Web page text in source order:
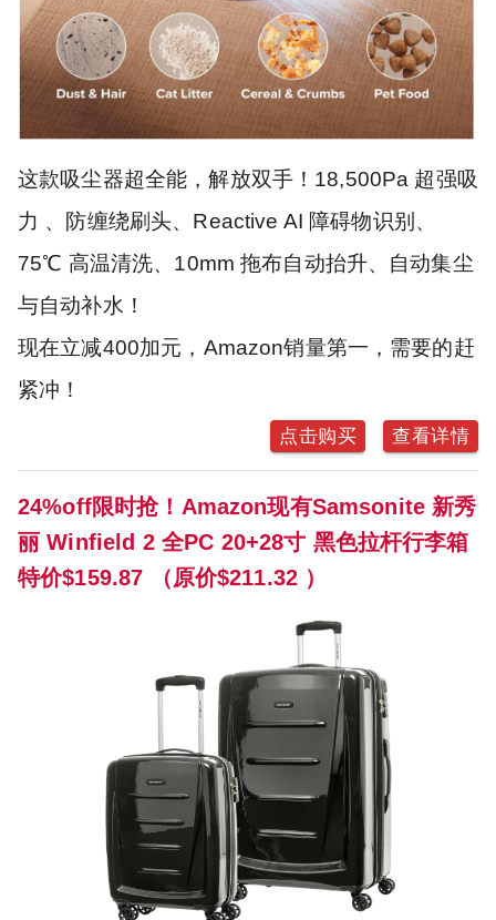
这款吸尘器超全能，解放双手！18,500Pa 超强吸
力 、防缠绕刷头、Reactive AI 障碍物识别、
75℃ 高温清洗、10mm 拖布自动抬升、自动集尘
与自动补水！
现在立减400加元，Amazon销量第一，需要的赶
紧冲！
点击购买 查看详情
24%off限时抢！Amazon现有Samsonite 新秀
丽 Winfield 2 全PC 20+28寸 黑色拉杆行李箱
特价$159.87 （原价$211.32 ）